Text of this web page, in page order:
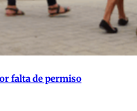
falta de permiso